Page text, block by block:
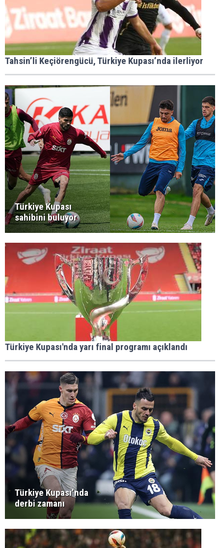
Tahsin’li Keçiörengücü, Türkiye Kupası’nda ilerliyor
Türkiye Kupası
sahibini buluyor
Türkiye Kupası'nda yarı final programı açıklandı
Türkiye Kupası’nda
derbi zamanı